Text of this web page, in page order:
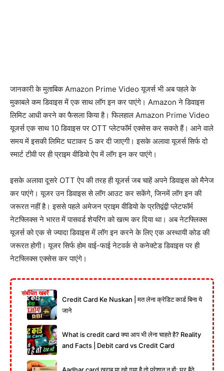
जानकारी के मुताबिक Amazon Prime Video यूजर्स भी अब पहले के
मुकाबले कम डिवाइस में एक साथ लॉग इन कर पाएंगे। Amazon ने डिवाइस
लिमिट आधी करने का फैसला किया है। फिलहाल Amazon Prime Video
यूजर्स एक साथ 10 डिवाइस पर OTT प्लेटफॉर्म एक्सेस कर सकते हैं। आने वाले
समय में इसकी लिमिट घटाकर 5 कर दी जाएगी। इसके अलावा यूजर्स सिर्फ दो
स्मार्ट टीवी पर ही प्राइम वीडियो ऐप में लॉग इन कर पाएंगे।
इसके अलावा दूसरे OTT ऐप की तरह ही यूजर्स जब चाहें अपने डिवाइस को मैनेज
कर पाएंगे। यूजर उन डिवाइस से लॉग आउट कर सकेंगे, जिनमें लॉग इन की
जरूरत नहीं है। इससे पहले अमेजन प्राइम वीडियो के प्रतिद्वंद्वी प्लेटफॉर्म
नेटफ्लिक्स ने भारत में पासवर्ड शेयरिंग को खत्म कर दिया था। अब नेटफ्लिक्स
यूजर्स को एक से ज्यादा डिवाइस में लॉग इन करने के लिए एक अस्थायी कोड की
जरूरत होगी। यूजर सिर्फ होम वाई-फाई नेटवर्क से कनेक्टेड डिवाइस पर ही
नेटफ्लिक्स एक्सेस कर पाएंगे।
संबंधित खबरें
Credit Card Ke Nuskan | मत लेना क्रेडिट कार्ड बिना ये
जाने
What is credit card क्या आप भी लेना चाहते है? Reality
and Facts | Debit card vs Credit Card
Aadhar card खराब या खो गया है तो परेशान न हों: घर बैठे